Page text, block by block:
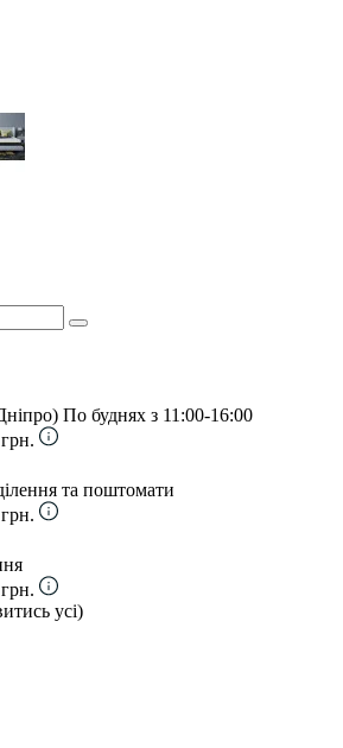
По буднях з 11:00-16:00
та поштомати
усі)